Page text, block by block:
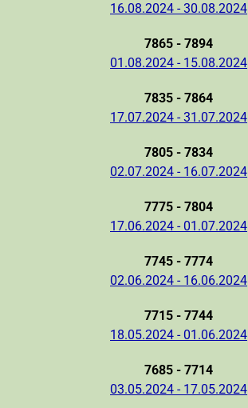
16.08.2024 - 30.08.2024
7865 - 7894
01.08.2024 - 15.08.2024
7835 - 7864
17.07.2024 - 31.07.2024
7805 - 7834
02.07.2024 - 16.07.2024
7775 - 7804
17.06.2024 - 01.07.2024
7745 - 7774
02.06.2024 - 16.06.2024
7715 - 7744
18.05.2024 - 01.06.2024
7685 - 7714
03.05.2024 - 17.05.2024